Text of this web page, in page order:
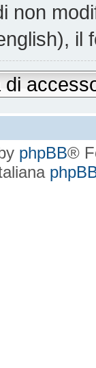
non
il
di
phpBB®